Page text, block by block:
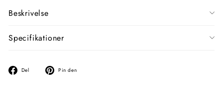
Beskrivelse
Specifikationer
Del
Del
Pin den